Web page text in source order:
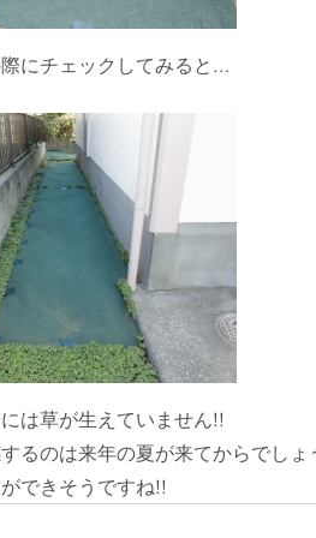
にチェックしてみると…
は草が生えていません!!
るのは来年の夏が来てからでしょ
できそうですね!!